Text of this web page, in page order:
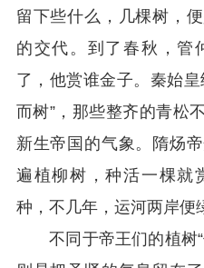
留下些什么，几棵树，
的交代。到了春秋，管
了，他赏谁金子。秦始
而树”，那些整齐的青松
新生帝国的气象。隋炀
遍植柳树，种活一棵就
种，不几年，运河两岸便
不同于帝王们的植树“